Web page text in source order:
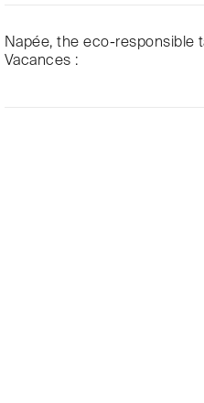
Napée, the eco-responsible
Vacances :